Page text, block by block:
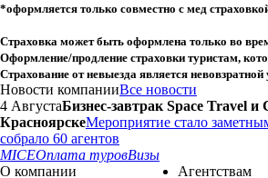
*оформляется только совместно с мед
Страховка может быть оформлена только во
Оформление/продление страховки туристам,
Страхование от невыезда является невовзратной
Новости компанииВсе новости
4 АвгустаБизнес-завтрак Space Travel
КрасноярскеМероприятие стало
собрало 60 агентов
MICEОплата туровВизы
О компании
Агентствам